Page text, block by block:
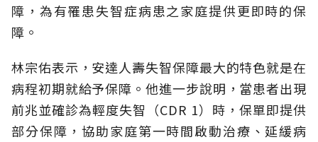
障，為有罹患失智症病患之家庭提供更即時的保
障。
林宗佑表示，安達人壽失智保障最大的特色就是在
病程初期就給予保障。他進一步說明，當患者出現
前兆並確診為輕度失智（CDR 1）時，保單即提供
部分保障，協助家庭第一時間啟動治療、延緩病